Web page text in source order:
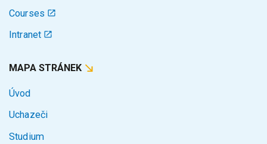
Courses
Intranet
MAPA STRÁNEK
Úvod
Uchazeči
Studium